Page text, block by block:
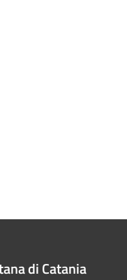
di Catania